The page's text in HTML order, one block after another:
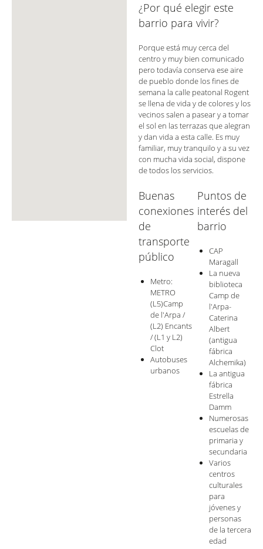
¿Por qué elegir este
barrio para vivir?
Porque está muy cerca del
centro y muy bien comunicado
pero todavía conserva ese aire
de pueblo donde los fines de
semana la calle peatonal Rogent
se llena de vida y de colores y los
vecinos salen a pasear y a tomar
el sol en las terrazas que alegran
y dan vida a esta calle. Es muy
familiar, muy tranquilo y a su vez
con mucha vida social, dispone
de todos los servicios.
Buenas
conexiones
de
transporte
público
Metro:
METRO
(L5)Camp
de l'Arpa /
(L2) Encants
/ (L1 y L2)
Clot
Autobuses
urbanos
Puntos de
interés del
barrio
CAP
Maragall
La nueva
biblioteca
Camp de
l'Arpa-
Caterina
Albert
(antigua
fábrica
Alchemika)
La antigua
fábrica
Estrella
Damm
Numerosas
escuelas de
primaria y
secundaria
Varios
centros
culturales
para
jóvenes y
personas
de la tercera
edad